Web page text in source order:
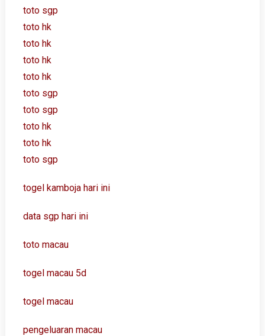
toto sgp
toto hk
toto hk
toto hk
toto hk
toto sgp
toto sgp
toto hk
toto hk
toto sgp
togel kamboja hari ini
data sgp hari ini
toto macau
togel macau 5d
togel macau
pengeluaran macau